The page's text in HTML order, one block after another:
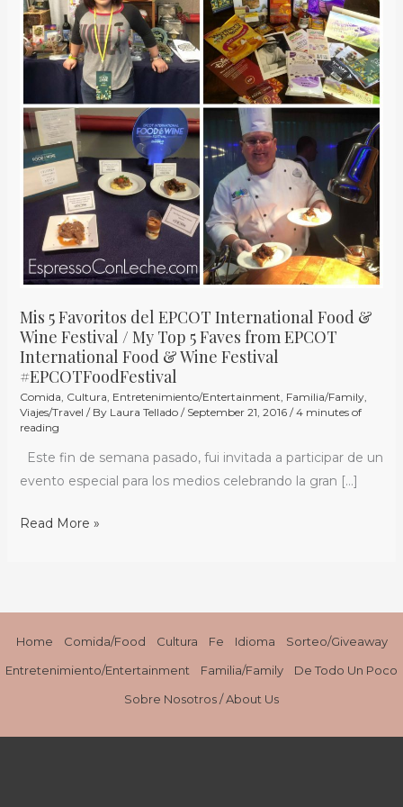
Mis 5 Favoritos del EPCOT International Food &
Wine Festival / My Top 5 Faves from EPCOT
International Food & Wine Festival
#EPCOTFoodFestival
Comida, Cultura, Entretenimiento/Entertainment, Familia/Family,
Viajes/Travel / By Laura Tellado / September 21, 2016 /4 minutes of
reading
Este fin de semana pasado, fui invitada a participar de un
evento especial para los medios celebrando la gran […]
del
EPCOT
International
Wine
Festival
My
Faves
from
EPCOT
International
Food
&
Wine
Festival
#EPCOTFoodFestival
Read More »
Home Comida/Food Cultura Fe Idioma
Sorteo/Giveaway
Entretenimiento/Entertainment
Familia/Family
De Todo Un Poco
Sobre Nosotros / About Us